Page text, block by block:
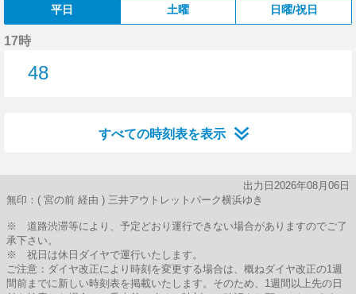
平日 土曜 日曜/祝日
17時
48
すべての時刻表を表示
出力日2026年08月06日
無印：( 宮の前 経由 ) 三井アウトレットパーク横浜ゆき
※ 道路渋滞等により、予定どおり運行できない場合がありますのでご了
承下さい。
※ 祝日は休日ダイヤで運行いたします。
ご注意：ダイヤ改正により時刻を変更する場合は、概ねダイヤ改正の1週
間前までに新しい時刻表を掲載いたします。そのため、1週間以上先の日